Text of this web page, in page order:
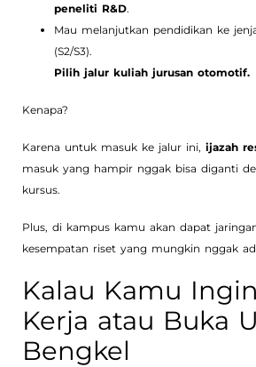
peneliti R&D.
Mau melanjutkan pendidikan ke
(S2/S3).
Pilih jalur kuliah jurusan otomotif.
Kenapa?
Karena untuk masuk ke jalur ini, ijazah
masuk yang hampir nggak bisa diganti
kursus.
Plus, di kampus kamu akan dapat
kesempatan riset yang mungkin nggak
Kalau Kamu
Kerja atau Buka
Bengkel